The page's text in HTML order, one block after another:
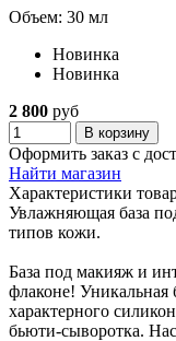
Объем: 30 мл
Новинка
Новинка
2 800 руб
В корзину
Оформить заказ с
Найти магазин
Характеристики
Увлажняющая база
типов кожи.
База под макияж и
флаконе! Уникальная
характерного
бьюти-сыворотка.